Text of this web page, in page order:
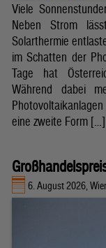
Viele
Neben Strom
Solarthermie
im Schatten der
Tage hat
Während dabei
eine zweite Form […]
6. August 2026,